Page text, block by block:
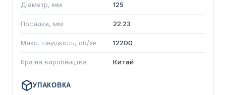
Діаметр, мм 125
Посадка, мм 22.23
Макс. швидкість, об/хв 12200
Країна виробництва Китай
УПАКОВКА